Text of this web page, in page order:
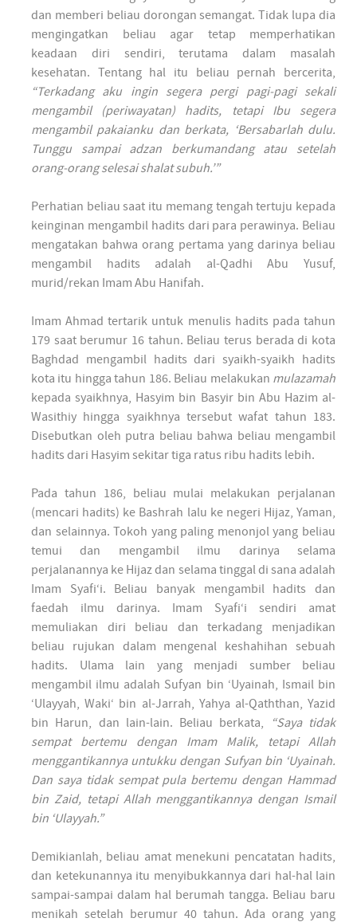
dan memberi beliau dorongan semangat. Tidak lupa dia
mengingatkan beliau agar tetap memperhatikan
keadaan diri sendiri, terutama dalam masalah
kesehatan. Tentang hal itu beliau pernah bercerita,
“Terkadang aku ingin segera pergi pagi-pagi sekali
mengambil (periwayatan) hadits, tetapi Ibu segera
mengambil pakaianku dan berkata, ‘Bersabarlah dulu.
Tunggu sampai adzan berkumandang atau setelah
orang-orang selesai shalat subuh.’”
Perhatian beliau saat itu memang tengah tertuju kepada
keinginan mengambil hadits dari para perawinya. Beliau
mengatakan bahwa orang pertama yang darinya beliau
mengambil hadits adalah al-Qadhi Abu Yusuf,
murid/rekan Imam Abu Hanifah.
Imam Ahmad tertarik untuk menulis hadits pada tahun
179 saat berumur 16 tahun. Beliau terus berada di kota
Baghdad mengambil hadits dari syaikh-syaikh hadits
kota itu hingga tahun 186. Beliau melakukan mulazamah
kepada syaikhnya, Hasyim bin Basyir bin Abu Hazim al-
Wasithiy hingga syaikhnya tersebut wafat tahun 183.
Disebutkan oleh putra beliau bahwa beliau mengambil
hadits dari Hasyim sekitar tiga ratus ribu hadits lebih.
Pada tahun 186, beliau mulai melakukan perjalanan
(mencari hadits) ke Bashrah lalu ke negeri Hijaz, Yaman,
dan selainnya. Tokoh yang paling menonjol yang beliau
temui dan mengambil ilmu darinya selama
perjalanannya ke Hijaz dan selama tinggal di sana adalah
Imam Syafi‘i. Beliau banyak mengambil hadits dan
faedah ilmu darinya. Imam Syafi‘i sendiri amat
memuliakan diri beliau dan terkadang menjadikan
beliau rujukan dalam mengenal keshahihan sebuah
hadits. Ulama lain yang menjadi sumber beliau
mengambil ilmu adalah Sufyan bin ‘Uyainah, Ismail bin
‘Ulayyah, Waki‘ bin al-Jarrah, Yahya al-Qaththan, Yazid
bin Harun, dan lain-lain. Beliau berkata,
“Saya tidak
sempat bertemu dengan Imam Malik, tetapi Allah
menggantikannya untukku dengan Sufyan bin ‘Uyainah.
Dan saya tidak sempat pula bertemu dengan Hammad
bin Zaid, tetapi Allah menggantikannya dengan Ismail
bin ‘Ulayyah.”
Demikianlah, beliau amat menekuni pencatatan hadits,
dan ketekunannya itu menyibukkannya dari hal-hal lain
sampai-sampai dalam hal berumah tangga. Beliau baru
menikah setelah berumur 40 tahun. Ada orang yang